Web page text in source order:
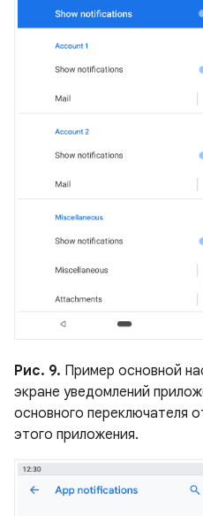
Рис. 9. Пример основной
экране уведомлений
основного переключателя
этого приложения.